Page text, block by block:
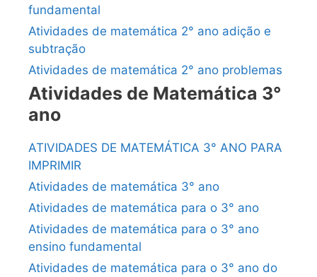
fundamental
Atividades de matemática 2° ano adição e
subtração
Atividades de matemática 2° ano problemas
Atividades de Matemática 3°
ano
ATIVIDADES DE MATEMÁTICA 3° ANO PARA
IMPRIMIR
Atividades de matemática 3° ano
Atividades de matemática para o 3° ano
Atividades de matemática para o 3° ano
ensino fundamental
Atividades de matemática para o 3° ano do